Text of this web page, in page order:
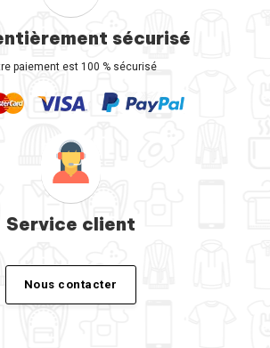
sécurisé
paiement est 100 % sécurisé
Service client
Nous contacter